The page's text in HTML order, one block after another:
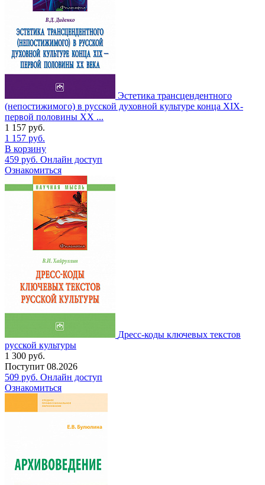
Эстетика трансцендентного
(непостижимого) в русской духовной культуре конца XIX-
первой половины XX ...
1 157 руб.
1 157 руб.
В корзину
459 руб. Онлайн доступ
Ознакомиться
Дресс-коды ключевых текстов
русской культуры
1 300 руб.
Поступит 08.2026
509 руб. Онлайн доступ
Ознакомиться